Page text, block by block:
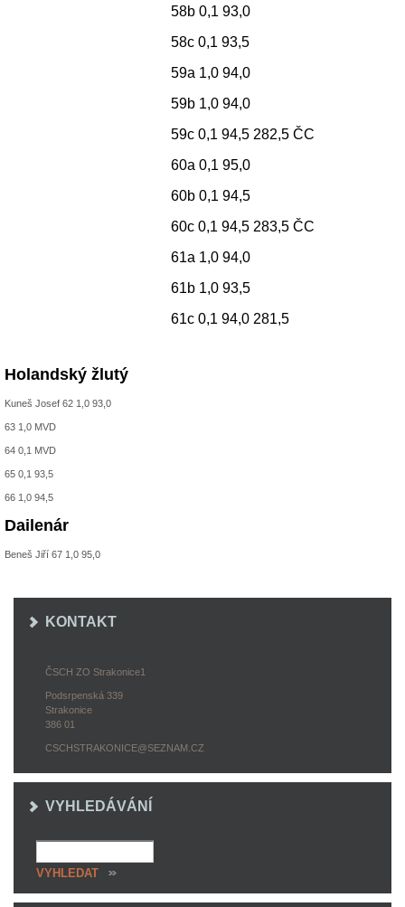
58b 0,1 93,0
58c 0,1 93,5
59a 1,0 94,0
59b 1,0 94,0
59c 0,1 94,5 282,5 ČC
60a 0,1 95,0
60b 0,1 94,5
60c 0,1 94,5 283,5 ČC
61a 1,0 94,0
61b 1,0 93,5
61c 0,1 94,0 281,5
Holandský žlutý
Kuneš Josef 62 1,0 93,0
63 1,0 MVD
64 0,1 MVD
65 0,1 93,5
66 1,0 94,5
Dailenár
Beneš Jiří 67 1,0 95,0
KONTAKT
ČSCH ZO Strakonice1
Podsrpenská 339
Strakonice
386 01
CSCHSTRAKONICE@SEZNAM.CZ
VYHLEDÁVÁNÍ